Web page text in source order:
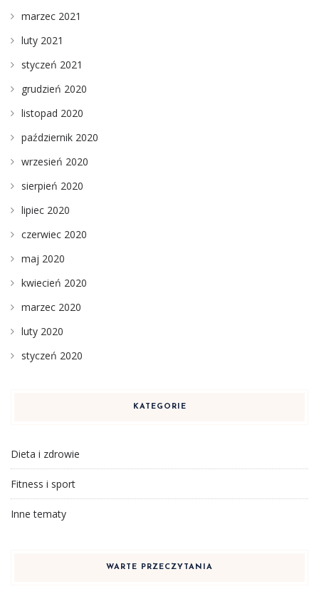
marzec 2021
luty 2021
styczeń 2021
grudzień 2020
listopad 2020
październik 2020
wrzesień 2020
sierpień 2020
lipiec 2020
czerwiec 2020
maj 2020
kwiecień 2020
marzec 2020
luty 2020
styczeń 2020
KATEGORIE
Dieta i zdrowie
Fitness i sport
Inne tematy
WARTE PRZECZYTANIA